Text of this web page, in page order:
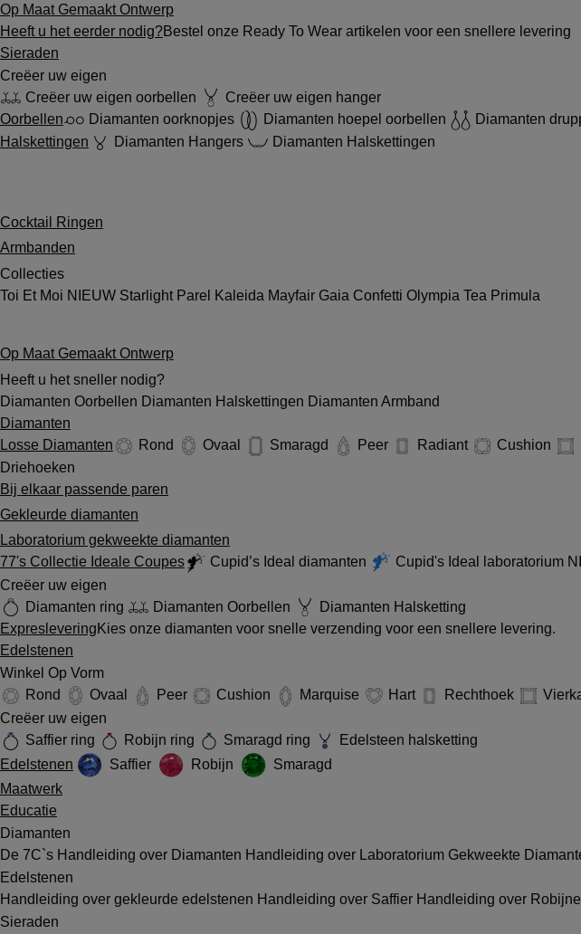
Op Maat Gemaakt Ontwerp
Heeft u het eerder nodig?Bestel onze Ready To Wear artikelen voor een snellere levering
Sieraden
Creëer uw eigen
Creëer uw eigen oorbellen
Creëer uw eigen hanger
Oorbellen
Diamanten oorknopjes Diamanten hoepel oorbellen
Diamanten
Halskettingen
Diamanten Hangers Diamanten Halskettingen
Cocktail Ringen
Armbanden
Collecties
Toi Et Moi NIEUW Starlight Parel Kaleida Mayfair Gaia Confetti Olympia Tea Primula
Op Maat Gemaakt Ontwerp
Heeft u het sneller nodig?
Diamanten Oorbellen Diamanten Halskettingen Diamanten Armband
Diamanten
Losse Diamanten
Rond Ovaal Smaragd Peer Radiant Cushion
Driehoeken
Bij elkaar passende paren
Gekleurde diamanten
Laboratorium gekweekte diamanten
77's Collectie Ideale Coupes
Cupid’s Ideal diamanten Cupid's Ideal laboratorium
Creëer uw eigen
Diamanten ring
Diamanten Oorbellen
Diamanten Halsketting
Expreslevering Kies onze diamanten voor snelle verzending voor een snellere levering.
Edelstenen
Winkel Op Vorm
Rond
Ovaal Peer Cushion Marquise Hart Rechthoek
Creëer uw eigen
Saffier ring
Robijn ring Smaragd ring
Edelsteen halsketting
Edelstenen
Saffier Robijn
Smaragd
Maatwerk
Educatie
Diamanten
De 7C`s Handleiding over Diamanten Handleiding over Laboratorium Gekweekte
Edelstenen
Handleiding over gekleurde edelstenen Handleiding over Saffier Handleiding over
Sieraden